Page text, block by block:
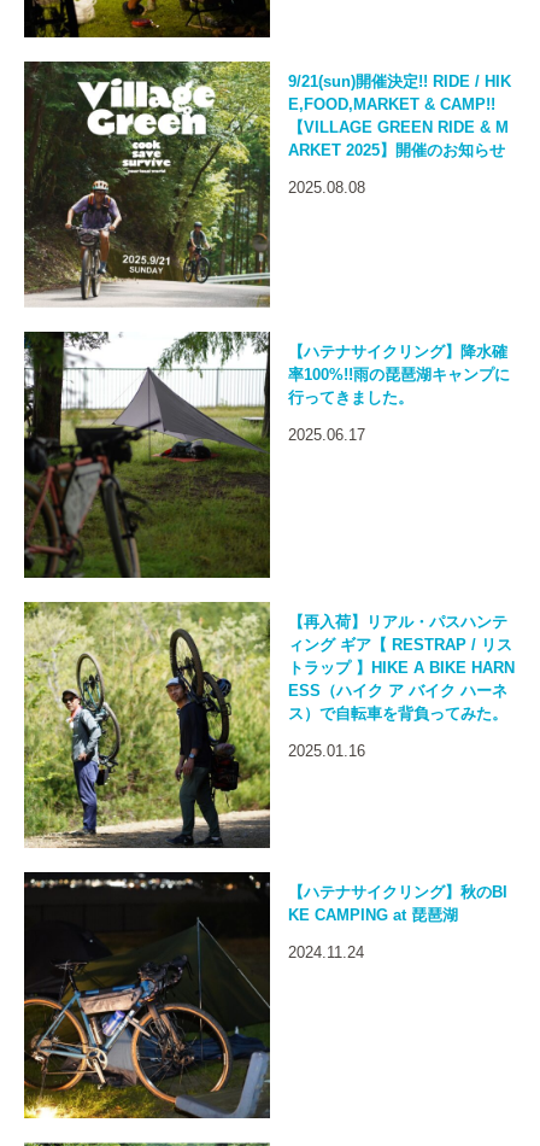
9/21(sun)開催決定!! RIDE / HIK
E,FOOD,MARKET & CAMP!!
【VILLAGE GREEN RIDE & M
ARKET 2025】開催のお知らせ
2025.08.08
【ハテナサイクリング】降水確
率100%!!雨の琵琶湖キャンプに
行ってきました。
2025.06.17
【再入荷】リアル・パスハンテ
ィング ギア【 RESTRAP / リス
トラップ 】HIKE A BIKE HARN
ESS（ハイク ア バイク ハーネ
ス）で自転車を背負ってみた。
2025.01.16
【ハテナサイクリング】秋のBI
KE CAMPING at 琵琶湖
2024.11.24